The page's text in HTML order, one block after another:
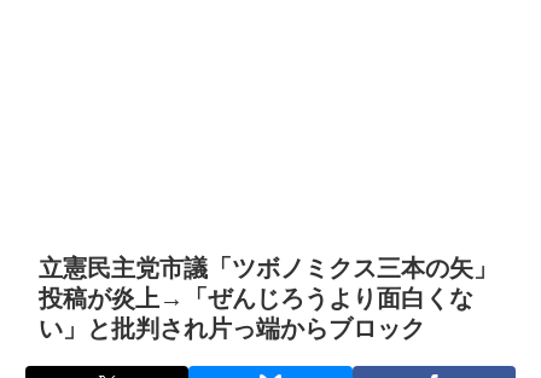
立憲民主党市議「ツボノミクス三本の矢」
投稿が炎上→「ぜんじろうより面白くな
い」と批判され片っ端からブロック